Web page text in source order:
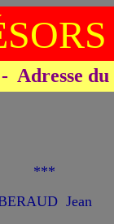
du
***
Jean